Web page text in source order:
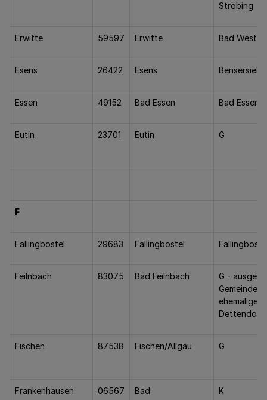
Ströbing
Erwitte 59597 Erwitte Bad
Esens 26422 Esens Bensersiel
Essen 49152 Bad Essen Bad Essen
Eutin 23701 Eutin G
F
Fallingbostel 29683 Fallingbostel
Feilnbach 83075 Bad Feilnbach
G -
ehemaligen
Dettendorf
Fischen 87538 Fischen/Allgäu G
Frankenhausen 06567
Bad
K